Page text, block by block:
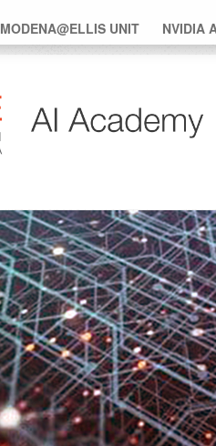
MODENA@ELLIS UNIT NVIDIA